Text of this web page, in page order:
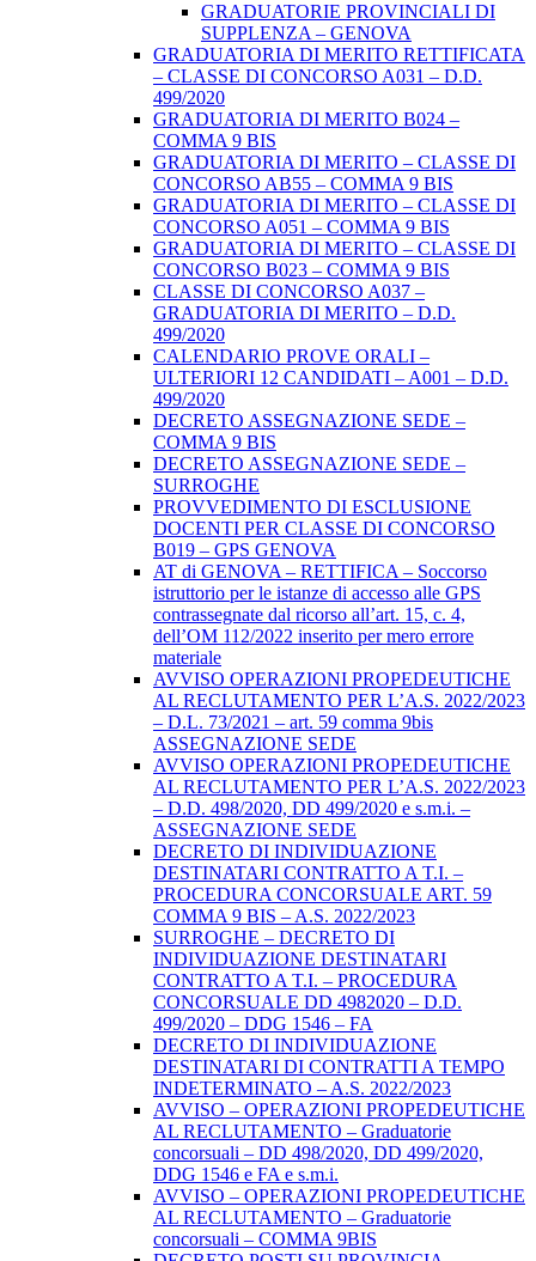
GRADUATORIE PROVINCIALI DI
SUPPLENZA – GENOVA
GRADUATORIA DI MERITO RETTIFICATA
– CLASSE DI CONCORSO A031 – D.D.
499/2020
GRADUATORIA DI MERITO B024 –
COMMA 9 BIS
GRADUATORIA DI MERITO – CLASSE DI
CONCORSO AB55 – COMMA 9 BIS
GRADUATORIA DI MERITO – CLASSE DI
CONCORSO A051 – COMMA 9 BIS
GRADUATORIA DI MERITO – CLASSE DI
CONCORSO B023 – COMMA 9 BIS
CLASSE DI CONCORSO A037 –
GRADUATORIA DI MERITO – D.D.
499/2020
CALENDARIO PROVE ORALI –
ULTERIORI 12 CANDIDATI – A001 – D.D.
499/2020
DECRETO ASSEGNAZIONE SEDE –
COMMA 9 BIS
DECRETO ASSEGNAZIONE SEDE –
SURROGHE
PROVVEDIMENTO DI ESCLUSIONE
DOCENTI PER CLASSE DI CONCORSO
B019 – GPS GENOVA
AT di GENOVA – RETTIFICA – Soccorso
istruttorio per le istanze di accesso alle GPS
contrassegnate dal ricorso all’art. 15, c. 4,
dell’OM 112/2022 inserito per mero errore
materiale
AVVISO OPERAZIONI PROPEDEUTICHE
AL RECLUTAMENTO PER L’A.S. 2022/2023
– D.L. 73/2021 – art. 59 comma 9bis
ASSEGNAZIONE SEDE
AVVISO OPERAZIONI PROPEDEUTICHE
AL RECLUTAMENTO PER L’A.S. 2022/2023
– D.D. 498/2020, DD 499/2020 e s.m.i. –
ASSEGNAZIONE SEDE
DECRETO DI INDIVIDUAZIONE
DESTINATARI CONTRATTO A T.I. –
PROCEDURA CONCORSUALE ART. 59
COMMA 9 BIS – A.S. 2022/2023
SURROGHE – DECRETO DI
INDIVIDUAZIONE DESTINATARI
CONTRATTO A T.I. – PROCEDURA
CONCORSUALE DD 4982020 – D.D.
499/2020 – DDG 1546 – FA
DECRETO DI INDIVIDUAZIONE
DESTINATARI DI CONTRATTI A TEMPO
INDETERMINATO – A.S. 2022/2023
AVVISO – OPERAZIONI PROPEDEUTICHE
AL RECLUTAMENTO – Graduatorie
concorsuali – DD 498/2020, DD 499/2020,
DDG 1546 e FA e s.m.i.
AVVISO – OPERAZIONI PROPEDEUTICHE
AL RECLUTAMENTO – Graduatorie
concorsuali – COMMA 9BIS